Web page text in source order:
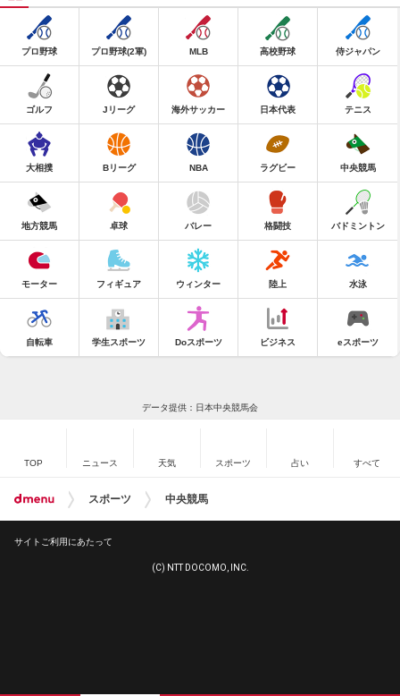
プロ野球 プロ野球(2軍) MLB 高校野球 侍ジャパン
ゴルフ Jリーグ 海外サッカー 日本代表 テニス
大相撲 Bリーグ NBA ラグビー 中央競馬
地方競馬 卓球 バレー 格闘技 バドミントン
モーター フィギュア ウィンター 陸上 水泳
自転車 学生スポーツ Doスポーツ ビジネス eスポーツ
データ提供：日本中央競馬会
TOP ニュース 天気 スポーツ 占い すべて
スポーツ 中央競馬
サイトご利用にあたって
(C) NTT DOCOMO, INC.